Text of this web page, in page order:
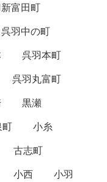
富田町
呉羽中の町
呉羽本町
呉羽丸富町
黒瀬
町
小糸
古志町
小西
小羽